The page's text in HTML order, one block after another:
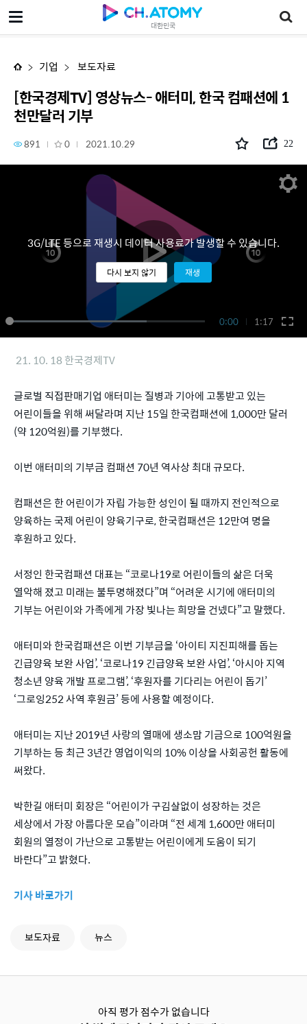
대한민국
기업 보도자료
[한국경제TV] 영상뉴스- 애터미, 한국 컴패션에 1
천만달러 기부
891 0 2021.10.29 22
0:00 1:17
3G/LTE 등으로 재생시 데이터 사용료가 발생할 수 있습니다.
다시 보지 않기 재생
21. 10. 18 한국경제TV
글로벌 직접판매기업 애터미는 질병과 기아에 고통받고 있는
어린이들을 위해 써달라며 지난 15일 한국컴패션에 1,000만 달러
(약 120억원)를 기부했다.
이번 애터미의 기부금 컴패션 70년 역사상 최대 규모다.
컴패션은 한 어린이가 자립 가능한 성인이 될 때까지 전인적으로
양육하는 국제 어린이 양육기구로, 한국컴패션은 12만여 명을
후원하고 있다.
서정인 한국컴패션 대표는 “코로나19로 어린이들의 삶은 더욱
열악해 졌고 미래는 불투명해졌다”며 “어려운 시기에 애터미의
기부는 어린이와 가족에게 가장 빛나는 희망을 건넸다”고 말했다.
애터미와 한국컴패션은 이번 기부금을 ‘아이티 지진피해를 돕는
긴급양육 보완 사업’, ‘코로나19 긴급양육 보완 사업’, ‘아시아 지역
청소년 양육 개발 프로그램’, ‘후원자를 기다리는 어린이 돕기’
‘그로잉252 사역 후원금’ 등에 사용할 예정이다.
애터미는 지난 2019년 사랑의 열매에 생소맘 기금으로 100억원을
기부하는 등 최근 3년간 영업이익의 10% 이상을 사회공헌 활동에
써왔다.
박한길 애터미 회장은 “어린이가 구김살없이 성장하는 것은
세상에서 가장 아름다운 모습”이라며 “전 세계 1,600만 애터미
회원의 열정이 가난으로 고통받는 어린이에게 도움이 되기
바란다”고 밝혔다.
기사 바로가기
보도자료 뉴스
아직 평가 점수가 없습니다